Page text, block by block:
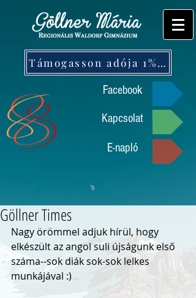
Támogasson adója 1%-ával!
Facebook
Kapcsolat
E-napló
Göllner Times
Nagy örömmel adjuk hírül, hogy
elkészült az angol suli újságunk első
száma--sok diák sok-sok lelkes
munkájával :)